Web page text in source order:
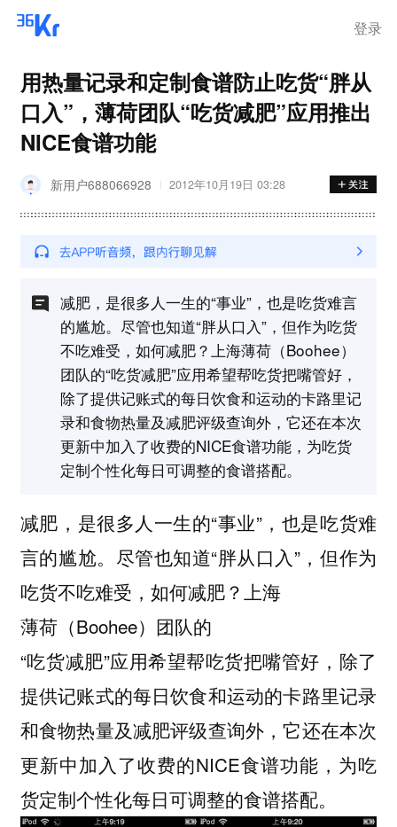
登录
用热量记录和定制食谱防止吃货“胖从
口入”，薄荷团队“吃货减肥”应用推出
NICE食谱功能
新用户688066928 2012年10月19日 03:28
减肥，是很多人一生的“事业”，也是吃货难言
的尴尬。尽管也知道“胖从口入”，但作为吃货
不吃难受，如何减肥？上海薄荷（Boohee）
团队的“吃货减肥”应用希望帮吃货把嘴管好，
除了提供记账式的每日饮食和运动的卡路里记
录和食物热量及减肥评级查询外，它还在本次
更新中加入了收费的NICE食谱功能，为吃货
定制个性化每日可调整的食谱搭配。
减肥，是很多人一生的“事业”，也是吃货难
言的尴尬。尽管也知道“胖从口入”，但作为
吃货不吃难受，如何减肥？上海
薄荷（Boohee）团队的
“吃货减肥”应用希望帮吃货把嘴管好，除了
提供记账式的每日饮食和运动的卡路里记录
和食物热量及减肥评级查询外，它还在本次
更新中加入了收费的NICE食谱功能，为吃
货定制个性化每日可调整的食谱搭配。